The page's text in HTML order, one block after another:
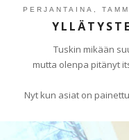
PERJANTAINA,
Tuskin mikään
mutta olenpa pitänyt
Nyt kun asiat on